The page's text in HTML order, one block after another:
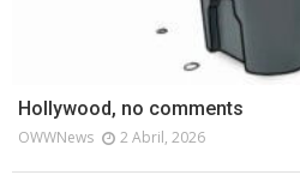
Hollywood, no comments
OWWNews 2 Abril, 2026